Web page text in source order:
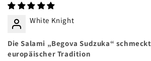
White Knight
Die Salami „Begova Sudzuka“
europäischer Tradition